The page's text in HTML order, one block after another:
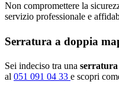
Non compromettere la
servizio professionale e
Serratura a doppia
Sei indeciso tra una serratura
al 051 091 04 33 e scopri